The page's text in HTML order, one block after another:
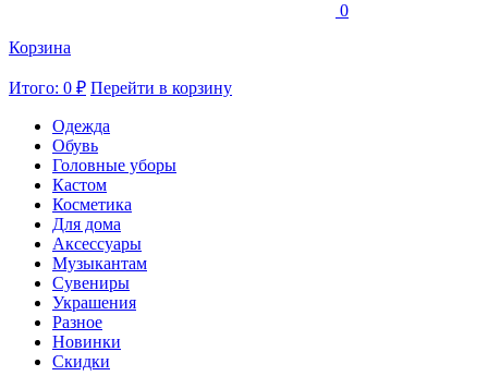
0
Корзина
Итого: 0 ₽ Перейти в корзину
Одежда
Обувь
Головные уборы
Кастом
Косметика
Для дома
Аксессуары
Музыкантам
Сувениры
Украшения
Разное
Новинки
Скидки